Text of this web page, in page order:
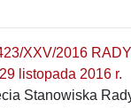
XXV/2016
listopada 2016 r.
Stanowiska